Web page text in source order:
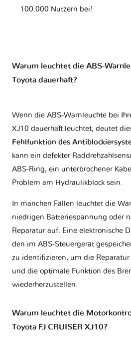
100.000 Nutzern bei!
Warum leuchtet die ABS-
Toyota dauerhaft?
Wenn die ABS-Warnleuchte bei
XJ10 dauerhaft leuchtet, deutet
Fehlfunktion des
kann ein defekter
ABS-Ring, ein unterbrochener
Problem am Hydraulikblock sein.
In manchen Fällen leuchtet die
niedrigen Batteriespannung oder
Reparatur auf. Eine elektronische
den im ABS-Steuergerät
zu identifizieren, um die
und die optimale Funktion des
wiederherzustellen.
Warum leuchtet die
Toyota FJ CRUISER XJ10?